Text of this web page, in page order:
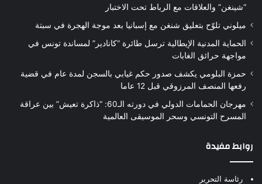
“شينغن” والعلاقات مع الرباط تحت الاختبار
ميلوني تلوّح بتعليق شنغن مع إسبانيا بعد موجة الهجرة في سبتة
الحماية المدنية الإيطالية ترسل طائرة “كانادير” لمساندة تونس في
مواجهة حرائق الغابات
حمزة البلومي يكشف صدور حكم غيابي بالسجن لمدة عام في قضية
رفعها المنصف المرزوقي قبل 12 عاما
مهرجان الحمامات الدولي في دورته الـ60: “ذاكرة تعيش” بين عراقة
المسرح التونسي وسحر الموسيقى العالمية
روابط مفيدة
رئاسة التحرير